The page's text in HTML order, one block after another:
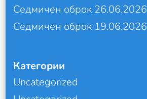
Седмичен оброк 26.06.2026
Седмичен оброк 19.06.2026
Категории
Uncategorized